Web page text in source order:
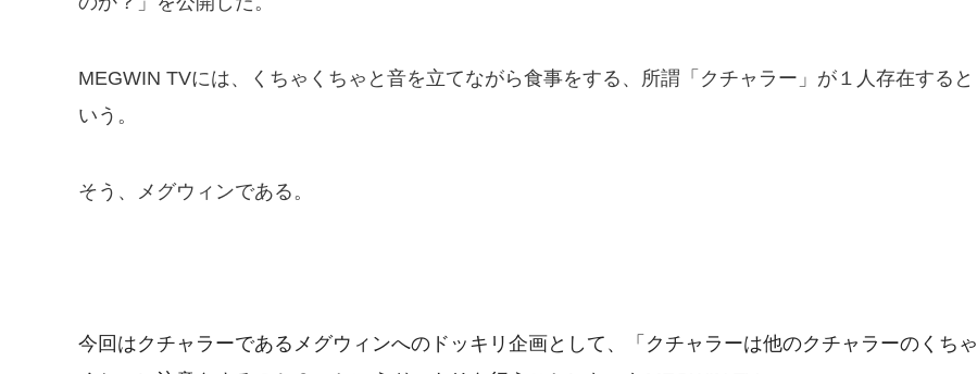
MEGWIN TVには、くちゃくちゃと音を立てながら食事をする、所謂「クチャラー」が１人存在すると
いう。
そう、メグウィンである。
今回はクチャラーであるメグウィンへのドッキリ企画として、「クチャラーは他のクチャラーのくちゃ